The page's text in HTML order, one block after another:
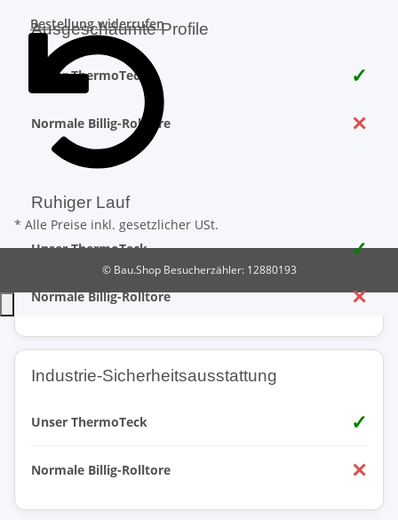
Ausgeschäumte Profile
Unser ThermoTeck ✓
Normale Billig-Rolltore ✕
Ruhiger Lauf
Unser ThermoTeck ✓
Normale Billig-Rolltore ✕
Industrie-Sicherheitsausstattung
Unser ThermoTeck ✓
Normale Billig-Rolltore ✕
Bestellung widerrufen
* Alle Preise inkl. gesetzlicher USt.
© Bau.ShopBesucherzähler: 12880193